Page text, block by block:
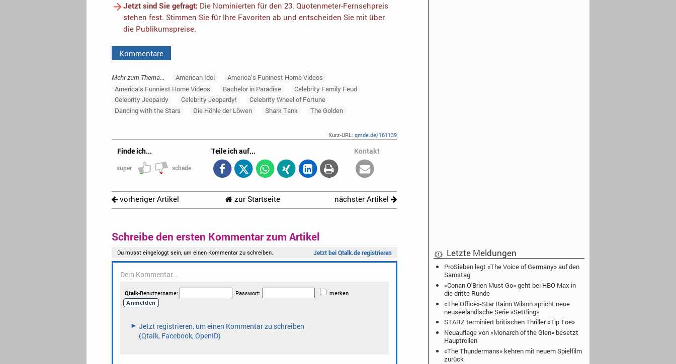
Jetzt sind Sie gefragt:Die Nominierten für den 23. Quotenmeter-Fernsehpreis
stehen fest. Stimmen Sie für Ihre Favoriten ab und entscheiden Sie mit über
die Publikumspreise.
Kommentare
Mehr zum Thema... American Idol
America’s Funinest Home Videos
America’s Funniest Home Videos
Bachelor in Paradise
Celebrity Family Feud
Celebrity Jeopardy
Celebrity Jeopardy!
Celebrity Wheel of Fortune
Dancing with the Stars
Die Höhle der Löwen Shark Tank The Golden
Kurz-URL:qmde.de/161139
Finde ich...
super schade
Teile ich auf... Kontakt
vorheriger Artikel zur Startseite nächster Artikel
Schreibe den ersten Kommentar zum Artikel
Letzte Meldungen
ProSieben legt «The Voice of Germany» auf den
Samstag
«Conan O'Brien Must Go» geht bei HBO Max in
die dritte Runde
«The Office»-Star Rainn Wilson spricht neue
neuseeländische Serie «Settling»
STARZ terminiert britischen Thriller «Tip Toe»
Neuauflage von «Monarch of the Glen» besetzt
Hauptrollen
«The Thundermans» kehren mit neuem Spielfilm
zurück